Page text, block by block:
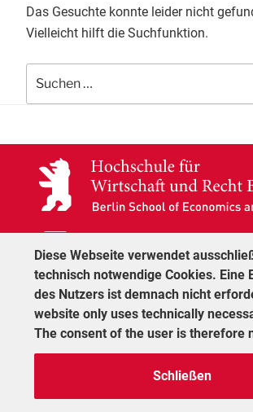
Das Gesuchte konnte leider nicht
Vielleicht hilft die Suchfunktion.
nach:
S.A.M.
Application
E-
Mail
Diese Webseite verwendet
technisch notwendige Cookies. Eine
des Nutzers ist demnach nicht
website only uses technically
The consent of the user is therefore
Schließen